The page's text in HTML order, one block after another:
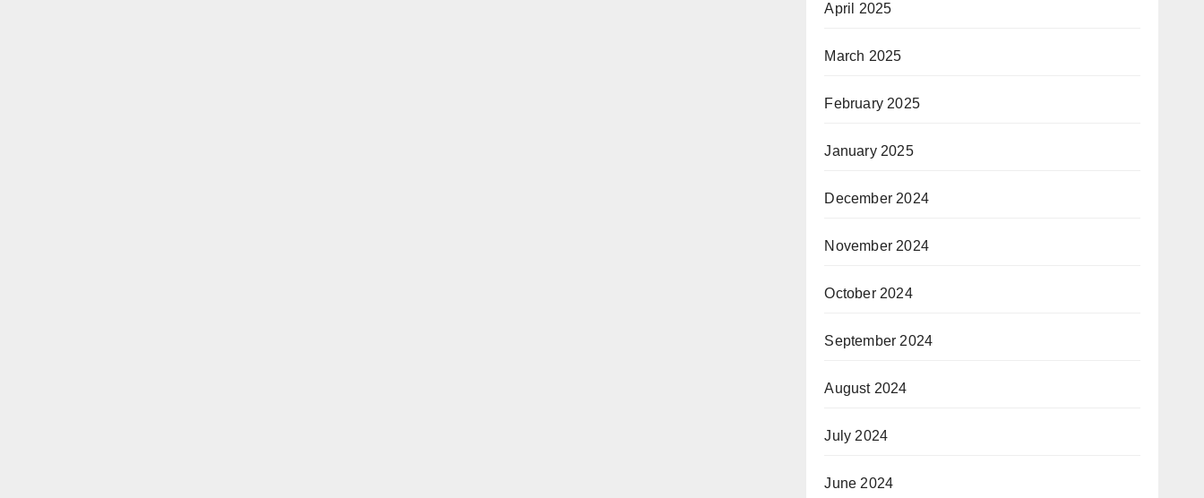
April 2025
March 2025
February 2025
January 2025
December 2024
November 2024
October 2024
September 2024
August 2024
July 2024
June 2024